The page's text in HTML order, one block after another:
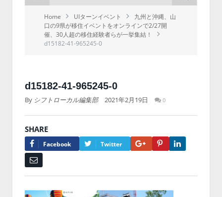
Home UIターンイベント
九州と沖縄、山
口の9県が移住イベントをオンラインで2/27開
催、30人超の移住経験者らが一挙集結！
d15182-41-965245-0
d15182-41-965245-0
By シフトローカル編集部 2021年2月19日 0
SHARE
Facebook Twitter Google+Pinterest